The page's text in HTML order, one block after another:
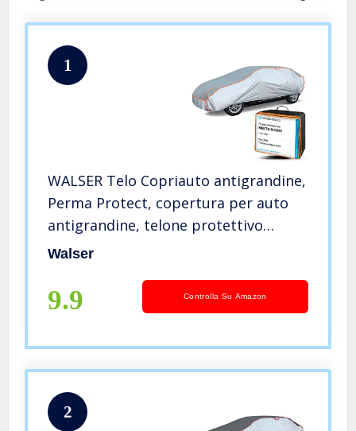
1
WALSER Telo Copriauto antigrandine,
Perma Protect, copertura per auto
antigrandine, telone protettivo
idrorepellente, Copriauto traspirante
Walser
9.9 Controlla Su Amazon
2